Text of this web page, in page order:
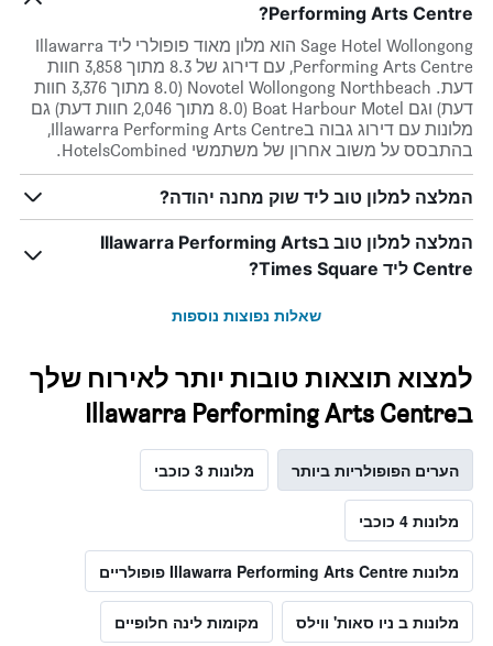
Performing Arts Centre?
Sage Hotel Wollongong הוא מלון מאוד פופולרי ליד Illawarra
Performing Arts Centre, עם דירוג של 8.3 מתוך 3,858 חוות
דעת. Novotel Wollongong Northbeach (8.0 מתוך 3,376 חוות
דעת) וגם Boat Harbour Motel (8.0 מתוך 2,046 חוות דעת) גם
מלונות עם דירוג גבוה בIllawarra Performing Arts Centre,
בהתבסס על משוב אחרון של משתמשי HotelsCombined.
המלצה למלון טוב ליד שוק מחנה יהודה?
המלצה למלון טוב בIllawarra Performing Arts
Centre ליד Times Square?
שאלות נפוצות נוספות
למצוא תוצאות טובות יותר לאירוח שלך
בIllawarra Performing Arts Centre
הערים הפופולריות ביותר מלונות 3 כוכבי
מלונות 4 כוכבי
מלונות Illawarra Performing Arts Centre פופולריים
מלונות ב ניו סאות' ווילס מקומות לינה חלופיים